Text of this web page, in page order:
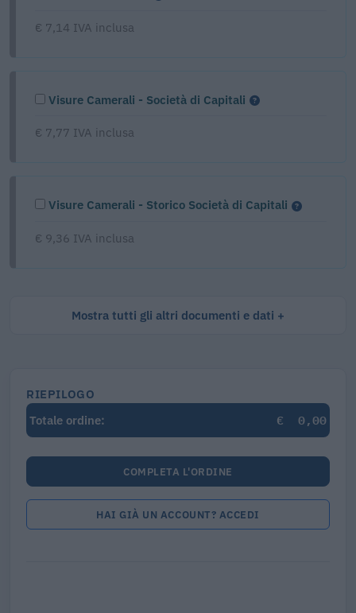
€ 7,14 IVA inclusa
Visure Camerali - Società di Capitali
€ 7,77 IVA inclusa
Visure Camerali - Storico Società di Capitali
€ 9,36 IVA inclusa
Mostra tutti gli altri documenti e dati
RIEPILOGO
Totale ordine:
€ 0,00
COMPLETA L'ORDINE
HAI GIÀ UN ACCOUNT? ACCEDI